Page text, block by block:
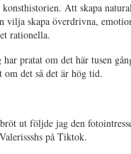
Att skapa
vilja skapa överdrivna,
rationella.
pratat om det här tusen
det så det är hög tid.
ut följde jag den
på Tiktok.